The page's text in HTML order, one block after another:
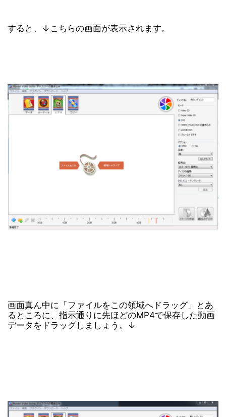
すると、↓こちらの画面が表示されます。
画面真ん中に「ファイルをこの領域へドラッグ」とあ
るところに、指示通りに先ほどのMP4で保存した動画
データをドラッグしましょう。↓